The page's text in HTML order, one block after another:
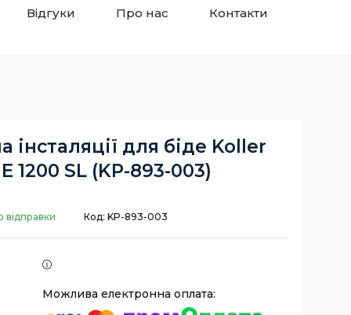
Відгуки Про нас Контакти
для біде Koller
1200 SL (KP-893-003)
відправки Код: KP-893-003